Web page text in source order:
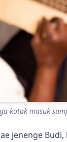
kotak masuk
jenenge